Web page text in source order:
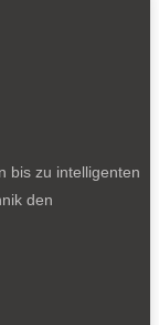
bis zu intelligenten
den